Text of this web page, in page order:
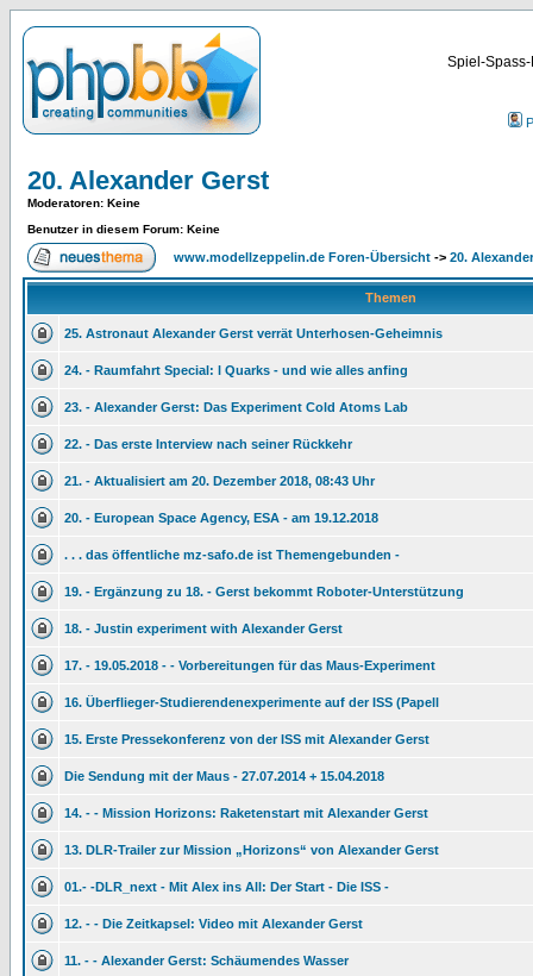
Spiel-
20. Alexander Gerst
Moderatoren: Keine
Benutzer in diesem Forum: Keine
www.modellzeppelin.de Foren-Übersicht -> 20.
Themen
25. Astronaut Alexander Gerst verrät Unterhosen-Geheimnis
24. - Raumfahrt Special: l Quarks - und wie alles anfing
23. - Alexander Gerst: Das Experiment Cold Atoms Lab
22. - Das erste Interview nach seiner Rückkehr
21. - Aktualisiert am 20. Dezember 2018, 08:43 Uhr
20. - European Space Agency, ESA - am 19.12.2018
. . . das öffentliche mz-safo.de ist Themengebunden -
19. - Ergänzung zu 18. - Gerst bekommt Roboter-Unterstützung
18. - Justin experiment with Alexander Gerst
17. - 19.05.2018 - - Vorbereitungen für das Maus-Experiment
16. Überflieger-Studierendenexperimente auf der ISS (Papell
15. Erste Pressekonferenz von der ISS mit Alexander Gerst
Die Sendung mit der Maus - 27.07.2014 + 15.04.2018
14. - - Mission Horizons: Raketenstart mit Alexander Gerst
13. DLR-Trailer zur Mission „Horizons“ von Alexander Gerst
01.- -DLR_next - Mit Alex ins All: Der Start - Die ISS -
12. - - Die Zeitkapsel: Video mit Alexander Gerst
11. - - Alexander Gerst: Schäumendes Wasser